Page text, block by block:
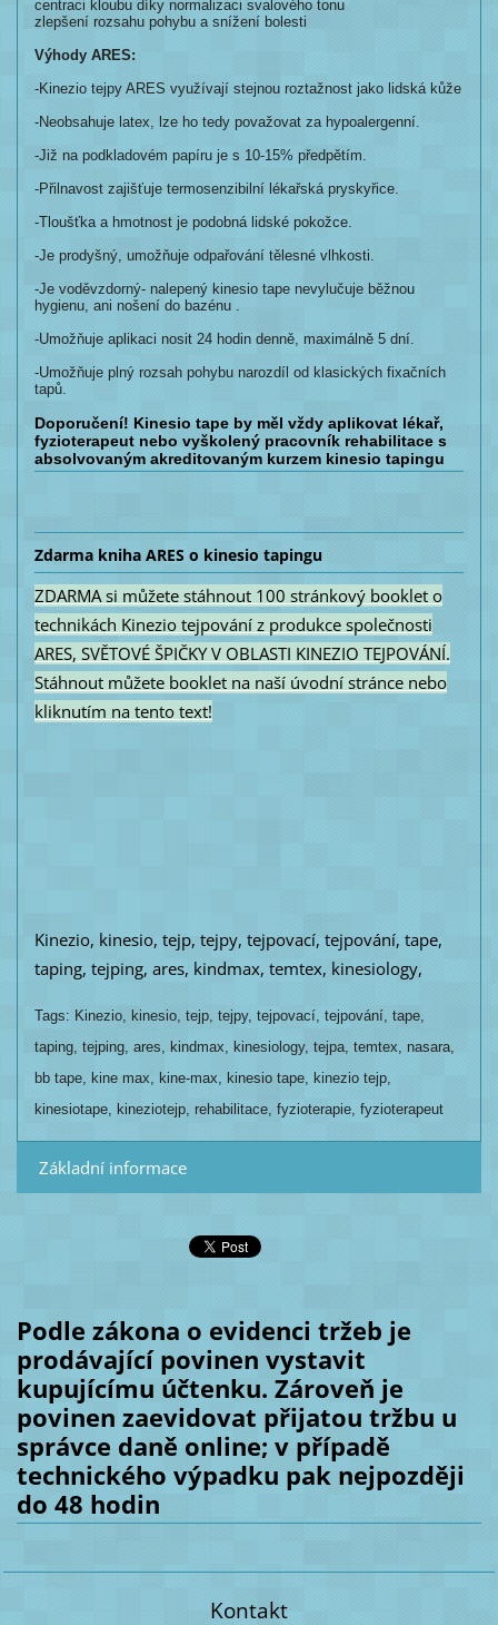
centraci kloubu díky normalizaci svalového tonu
zlepšení rozsahu pohybu a snížení bolesti
Výhody ARES:
​-Kinezio tejpy ARES využívají stejnou roztažnost jako lidská kůže
-Neobsahuje latex, lze ho tedy považovat za hypoalergenní.
-Již na podkladovém papíru je s 10-15% předpětím.
-Přilnavost zajišťuje termosenzibilní lékařská pryskyřice.
-Tloušťka a hmotnost je podobná lidské pokožce.
-Je prodyšný, umožňuje odpařování tělesné vlhkosti.
-Je voděvzdorný- nalepený kinesio tape nevylučuje běžnou
hygienu, ani nošení do bazénu .
-Umožňuje aplikaci nosit 24 hodin denně, maximálně 5 dní.
-Umožňuje plný rozsah pohybu narozdíl od klasických fixačních
tapů.
Doporučení! Kinesio tape by měl vždy aplikovat lékař,
fyzioterapeut nebo vyškolený pracovník rehabilitace s
absolvovaným akreditovaným kurzem kinesio tapingu
Zdarma kniha ARES o kinesio tapingu
ZDARMA si můžete stáhnout 100 stránkový booklet o
technikách Kinezio tejpování z produkce společnosti
ARES, SVĚTOVÉ ŠPIČKY V OBLASTI KINEZIO TEJPOVÁNÍ.
Stáhnout můžete booklet na naší úvodní stránce nebo
kliknutím na tento text!
Kinezio, kinesio, tejp, tejpy, tejpovací, tejpování, tape,
taping, tejping, ares, kindmax, temtex, kinesiology,
Tags: Kinezio, kinesio, tejp, tejpy, tejpovací, tejpování, tape,
taping, tejping, ares, kindmax, kinesiology, tejpa, temtex, nasara,
bb tape, kine max, kine-max, kinesio tape, kinezio tejp,
kinesiotape, kineziotejp, rehabilitace, fyzioterapie, fyzioterapeut
Základní informace
Podle zákona o evidenci tržeb je
prodávající povinen vystavit
kupujícímu účtenku. Zároveň je
povinen zaevidovat přijatou tržbu u
správce daně online; v případě
technického výpadku pak nejpozději
do 48 hodin
Kontakt